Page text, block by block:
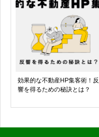
効果的な不動産HP集客術！反
響を得るための秘訣とは？